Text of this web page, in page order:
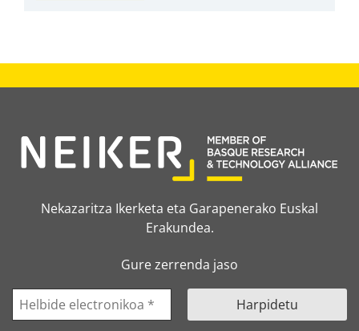
Nekazaritza Ikerketa eta Garapenerako Euskal
Erakundea.
Gure zerrenda jaso